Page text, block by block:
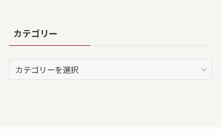
カテゴリー
テ